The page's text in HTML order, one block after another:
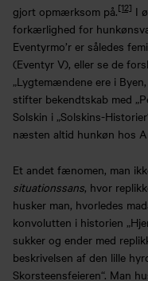
gjort opmærksom på.[12] I
forkærlighed for
Eventyrmo’r er således
(Eventyr V), eller se de
„Lygtemændene ere i
stifter bekendtskab med
Solskin i „Solskins-
næsten altid hunkøn hos
Et andet fænomen, man
situationssans, hvor
husker man, hvorledes
konvolutten i historien
sukker og ender med
beskrivelsen af den lille
Skorsteensfeieren“. Man